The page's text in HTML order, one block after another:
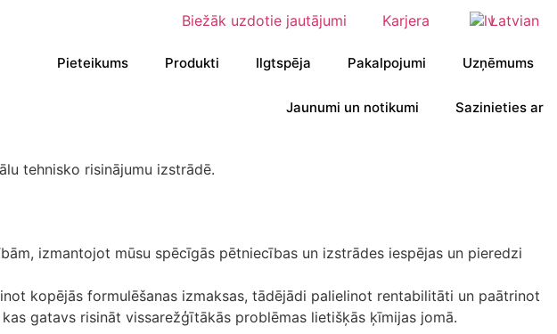
Biežāk uzdotie jautājumi Karjera Latvian
Pieteikums Produkti Ilgtspēja Pakalpojumi Uzņēmums
Jaunumi un notikumi Sazinieties ar
tehnisko risinājumu izstrādē.
izmantojot mūsu spēcīgās pētniecības un izstrādes iespējas un pieredzi
kopējās formulēšanas izmaksas, tādējādi palielinot rentabilitāti un paātrinot
gatavs risināt vissarežģītākās problēmas lietišķās ķīmijas jomā.